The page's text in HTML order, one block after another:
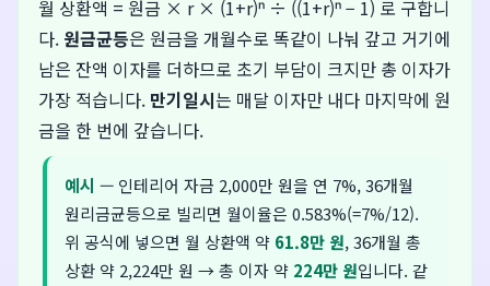
월 상환액 = 원금 × r × (1+r)ⁿ ÷ ((1+r)ⁿ − 1) 로 구합니
다. 원금균등은 원금을 개월수로 똑같이 나눠 갚고 거기에
남은 잔액 이자를 더하므로 초기 부담이 크지만 총 이자가
가장 적습니다. 만기일시는 매달 이자만 내다 마지막에 원
금을 한 번에 갚습니다.
예시 — 인테리어 자금 2,000만 원을 연 7%, 36개월
원리금균등으로 빌리면 월이율은 0.583%(=7%/12).
위 공식에 넣으면 월 상환액 약 61.8만 원, 36개월 총
상환 약 2,224만 원 → 총 이자 약 224만 원입니다. 같